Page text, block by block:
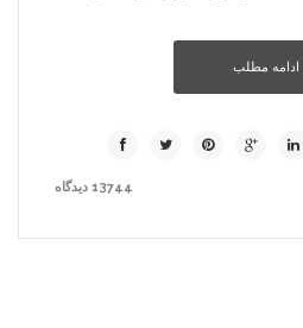
ادامه مطلب
13744 دیدگاه